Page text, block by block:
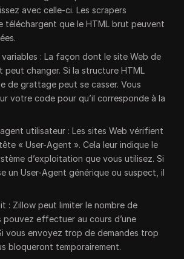
avec celle-ci. Les scrapers
téléchargent que le HTML brut peuvent
: La façon dont le site Web de
peut changer. Si la structure HTML
de grattage peut se casser. Vous
votre code pour qu’il corresponde à la
utilisateur : Les sites Web vérifient
« User-Agent ». Cela leur indique le
d’exploitation que vous utilisez. Si
un User-Agent générique ou suspect, il
: Zillow peut limiter le nombre de
pouvez effectuer au cours d’une
vous envoyez trop de demandes trop
bloqueront temporairement.